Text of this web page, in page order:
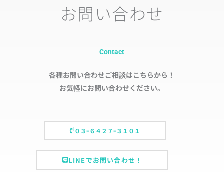
お問い合わせ
Contact
各種お問い合わせご相談はこちらから！
お気軽にお問い合わせください。
０３ｰ６４２７ｰ３１０１
LINEでお問い合わせ！